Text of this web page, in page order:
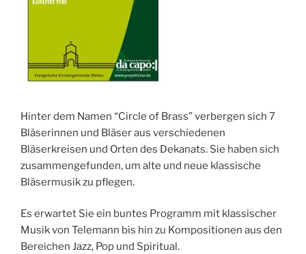
Hinter dem Namen “Circle of Brass” verbergen sich 7
Bläserinnen und Bläser aus verschiedenen
Bläserkreisen und Orten des Dekanats. Sie haben sich
zusammengefunden, um alte und neue klassische
Bläsermusik zu pflegen.
Es erwartet Sie ein buntes Programm mit klassischer
Musik von Telemann bis hin zu Kompositionen aus den
Bereichen Jazz, Pop und Spiritual.